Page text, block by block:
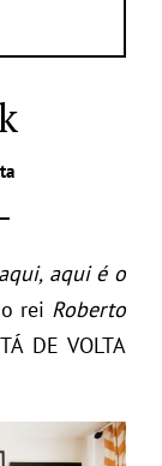
aqui é o
rei Roberto
DE VOLTA